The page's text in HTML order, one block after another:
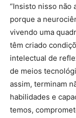
“Insisto nisso não
porque a
vivendo uma
têm criado
intelectual de
de meios
assim, terminam
habilidades e
temos,